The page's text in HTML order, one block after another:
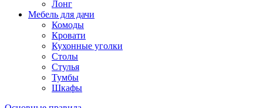
Лонг
Мебель для дачи
Комоды
Кровати
Кухонные уголки
Столы
Стулья
Тумбы
Шкафы